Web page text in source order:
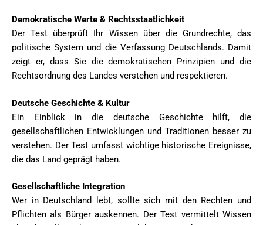
Demokratische Werte & Rechtsstaatlichkeit
Der Test überprüft Ihr Wissen über die Grundrechte, das
politische System und die Verfassung Deutschlands. Damit
zeigt er, dass Sie die demokratischen Prinzipien und die
Rechtsordnung des Landes verstehen und respektieren.
Deutsche Geschichte & Kultur
Ein Einblick in die deutsche Geschichte hilft, die
gesellschaftlichen Entwicklungen und Traditionen besser zu
verstehen. Der Test umfasst wichtige historische Ereignisse,
die das Land geprägt haben.
Gesellschaftliche Integration
Wer in Deutschland lebt, sollte sich mit den Rechten und
Pflichten als Bürger auskennen. Der Test vermittelt Wissen